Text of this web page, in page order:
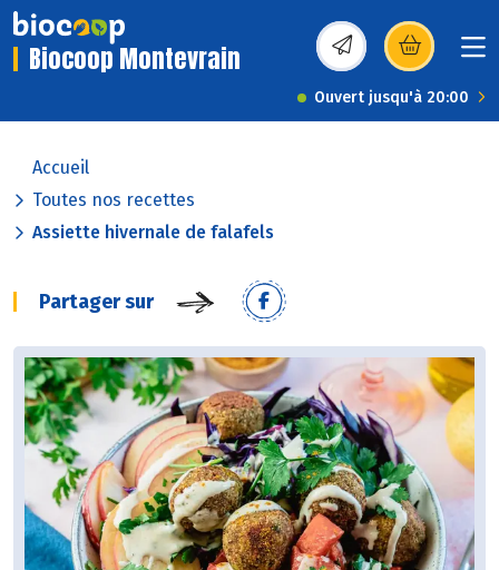
Biocoop Montevrain (s’ouvre dans une
Ouvert jusqu'à 20:00
Accueil
Toutes nos recettes
Assiette hivernale de falafels
Partager sur